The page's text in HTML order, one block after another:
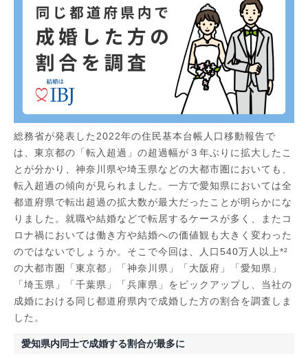
総務省が発表した2022年の住民基本台帳人口移動報告で
は、東京都の「転入超過」の超過幅が３年ぶりに拡大したこ
とが分かり、神奈川県や埼玉県などの大都市圏においても、
転入超過の傾向が見られました。一方で愛知県においては全
都道府県で転出超過の拡大数が最大だったことが明らかにな
りました。就職や結婚などで転居するケースが多く、またコ
ロナ禍においては働き方や結婚への価値観も大きく変わった
のではないでしょうか。そこで今回は、人口540万人以上*²
の大都市圏「東京都」「神奈川県」「大阪府」「愛知県」
「埼玉県」「千葉県」「兵庫県」をピックアップし、当社の
成婚における同じ都道府県内で成婚した方の割合を調査しま
した。
愛知県内同士で成婚する割合が最多に